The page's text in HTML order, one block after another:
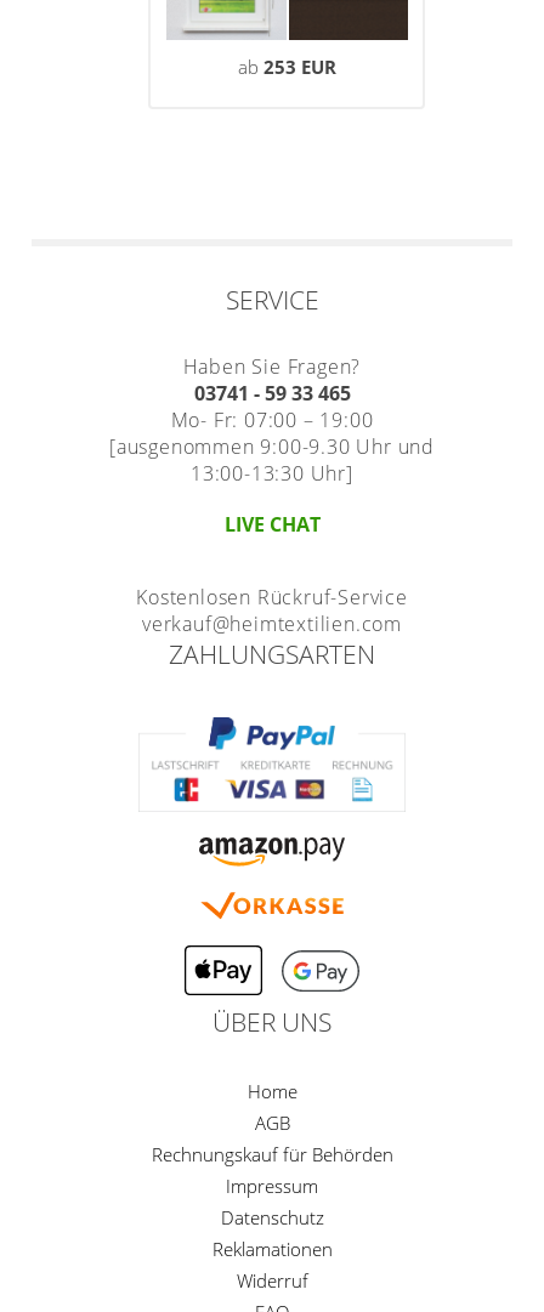
ab 253 EUR
SERVICE
Haben Sie Fragen?
03741 - 59 33 465
Mo- Fr: 07:00 – 19:00
[ausgenommen 9:00-9.30 Uhr und
13:00-13:30 Uhr]
LIVE CHAT
Kostenlosen Rückruf-Service
verkauf@heimtextilien.com
ZAHLUNGSARTEN
ÜBER UNS
Home
AGB
Rechnungskauf für Behörden
Impressum
Datenschutz
Reklamationen
Widerruf